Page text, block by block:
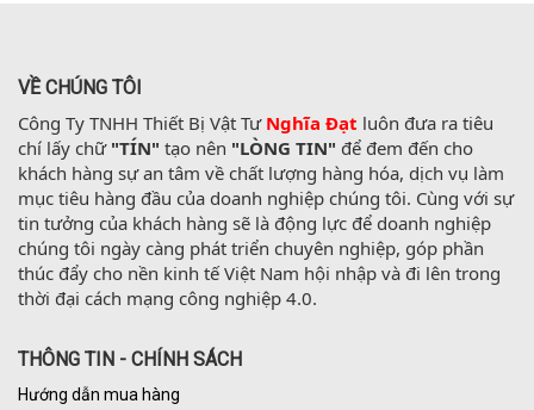
VỀ CHÚNG TÔI
Công Ty TNHH Thiết Bị Vật Tư Nghĩa Đạt luôn đưa ra tiêu
chí lấy chữ "TÍN" tạo nên "LÒNG TIN" để đem đến cho
khách hàng sự an tâm về chất lượng hàng hóa, dịch vụ làm
mục tiêu hàng đầu của doanh nghiệp chúng tôi. Cùng với sự
tin tưởng của khách hàng sẽ là động lực để doanh nghiệp
chúng tôi ngày càng phát triển chuyên nghiệp, góp phần
thúc đẩy cho nền kinh tế Việt Nam hội nhập và đi lên trong
thời đại cách mạng công nghiệp 4.0.
THÔNG TIN - CHÍNH SÁCH
Hướng dẫn mua hàng